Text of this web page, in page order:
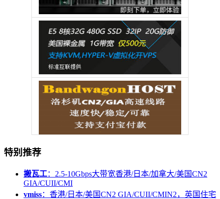
特别推荐
搬瓦工：2.5-10Gbps大带宽香港/日本/加拿大/美国CN2
GIA/CUII/CMI
vmiss：香港/日本/美国CN2 GIA/CUII/CMIN2，英国住宅